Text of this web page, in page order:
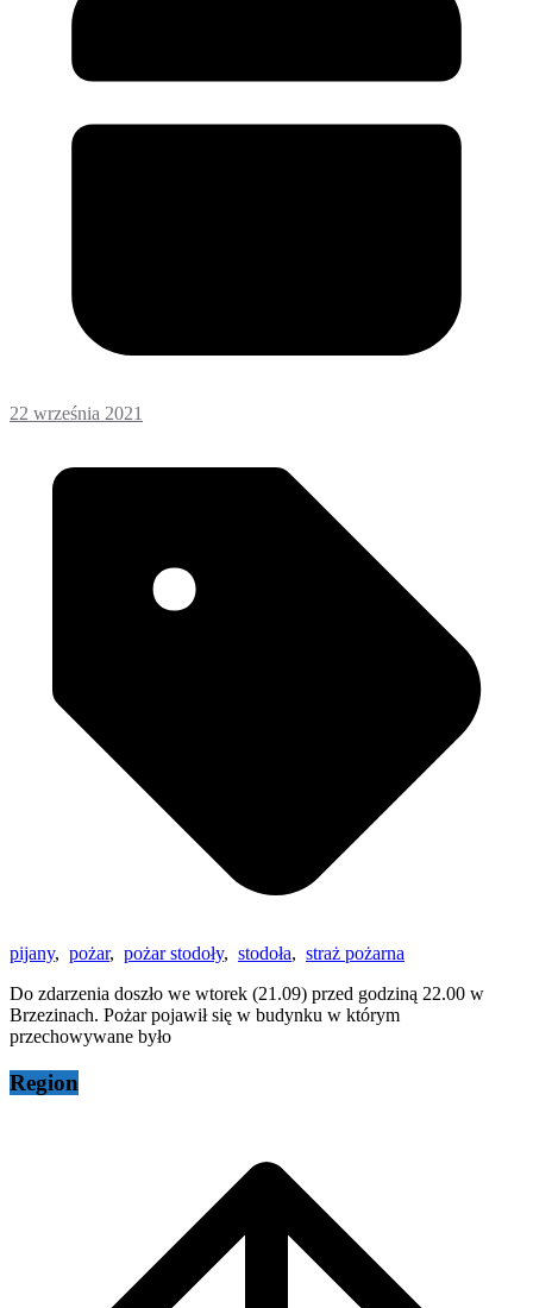
22 września 2021
pijany, pożar, pożar stodoły, stodoła, straż pożarna
Do zdarzenia doszło we wtorek (21.09) przed godziną 22.00 w
Brzezinach. Pożar pojawił się w budynku w którym
przechowywane było
Region